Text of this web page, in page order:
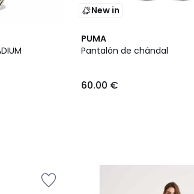
New in
PUMA
Pantalón de chándal
60.00 €